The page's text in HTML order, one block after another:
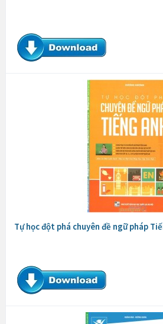
Tự học đột phá chuyên đề ngữ pháp